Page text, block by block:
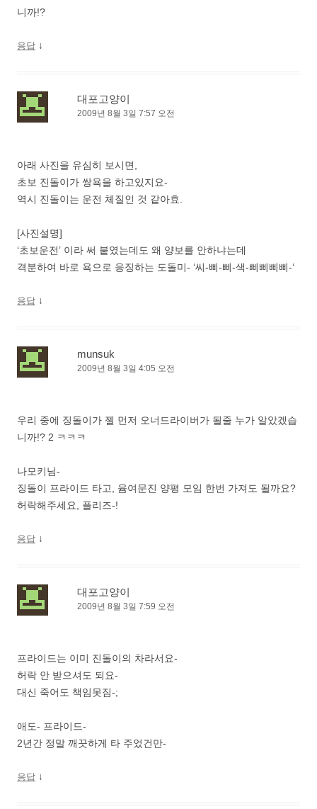
니까!?
응답 ↓
대포고양이
2009년 8월 3일 7:57 오전
아래 사진을 유심히 보시면,
초보 진돌이가 쌍욕을 하고있지요-
역시 진돌이는 운전 체질인 것 같아효.
[사진설명]
‘초보운전’ 이라 써 붙였는데도 왜 양보를 안하냐는데
격분하여 바로 욕으로 응징하는 도돌미- ‘씨-삐-삐-색-삐삐삐삐-‘
응답 ↓
munsuk
2009년 8월 3일 4:05 오전
우리 중에 징돌이가 젤 먼저 오너드라이버가 될줄 누가 알았겠습
니까!? 2 ㅋㅋㅋ
나모키님-
징돌이 프라이드 타고, 윰여문진 양평 모임 한번 가져도 될까요?
허락해주세요, 플리즈-!
응답 ↓
대포고양이
2009년 8월 3일 7:59 오전
프라이드는 이미 진돌이의 차라서요-
허락 안 받으셔도 되요-
대신 죽어도 책임못짐-;
애도- 프라이드-
2년간 정말 깨끗하게 타 주었건만-
응답 ↓